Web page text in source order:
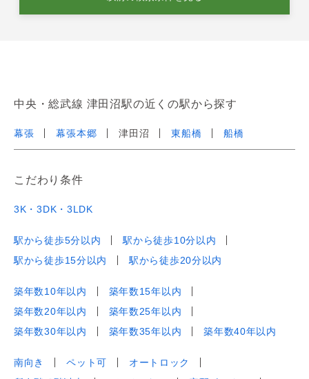
中央・総武線 津田沼駅の近くの駅から探す
幕張 幕張本郷 津田沼 東船橋 船橋
こだわり条件
3K・3DK・3LDK
駅から徒歩5分以内
駅から徒歩10分以内
駅から徒歩15分以内
駅から徒歩20分以内
築年数10年以内
築年数15年以内
築年数20年以内
築年数25年以内
築年数30年以内
築年数35年以内 築年数40年以内
南向き ペット可
オートロック